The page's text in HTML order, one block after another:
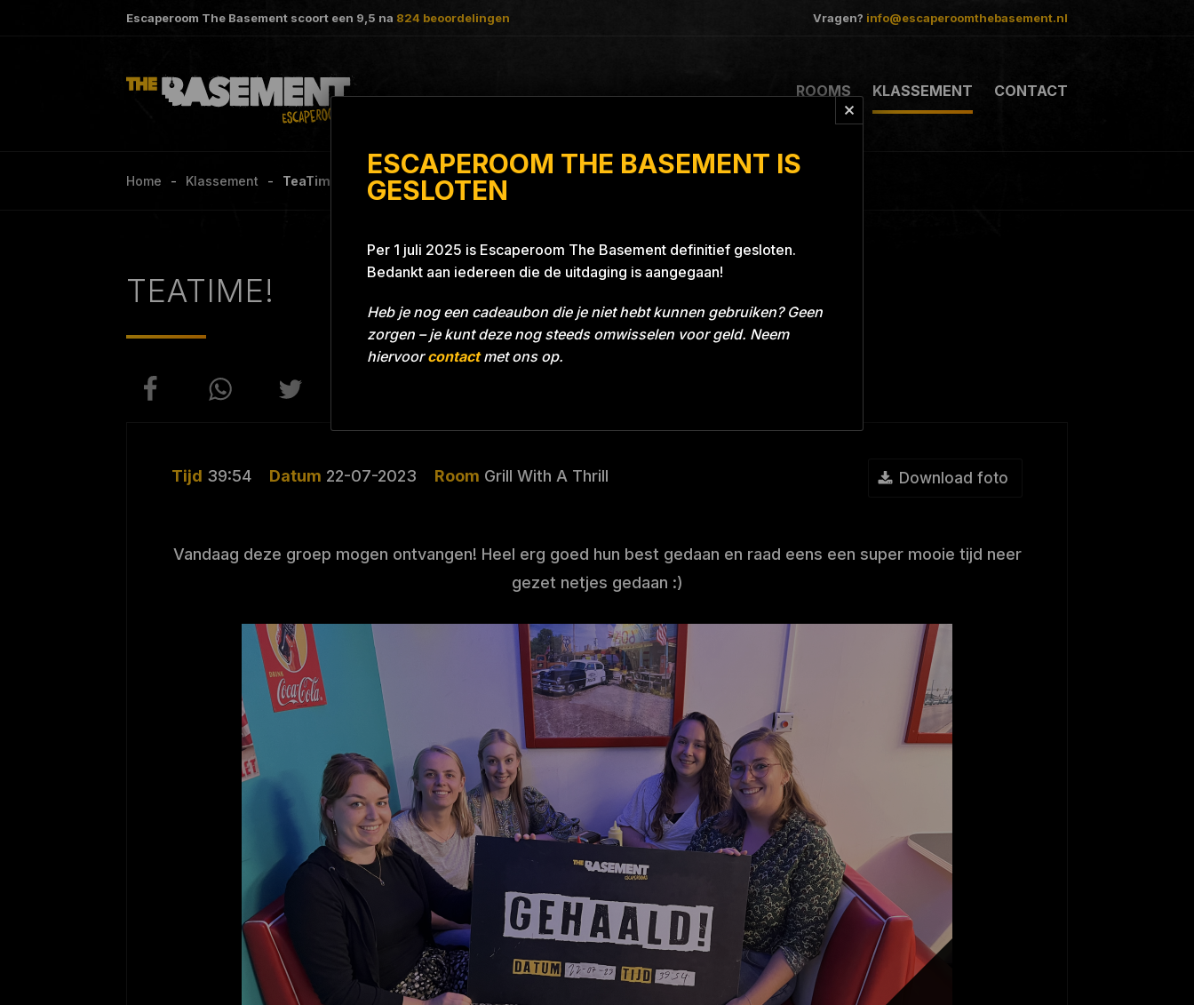
ESCAPEROOM THE BASEMENT IS
GESLOTEN
Per 1 juli 2025 is Escaperoom The Basement definitief gesloten.
Bedankt aan iedereen die de uitdaging is aangegaan!
Heb je nog een cadeaubon die je niet hebt kunnen gebruiken? Geen
zorgen – je kunt deze nog steeds omwisselen voor geld. Neem
hiervoorcontactmet ons op.
Escaperoom The Basement scoort een 9,5 na 824 beoordelingen Vragen? info@escaperoomthebasement.nl
ROOMS KLASSEMENT CONTACT
Home Klassement TeaTime! Grill With A Thrill
TEATIME!
Tijd 39:54 Datum 22-07-2023 Room Grill With A Thrill Download foto
Vandaag deze groep mogen ontvangen! Heel erg goed hun best gedaan en raad eens een super mooie tijd neer
gezet netjes gedaan :)